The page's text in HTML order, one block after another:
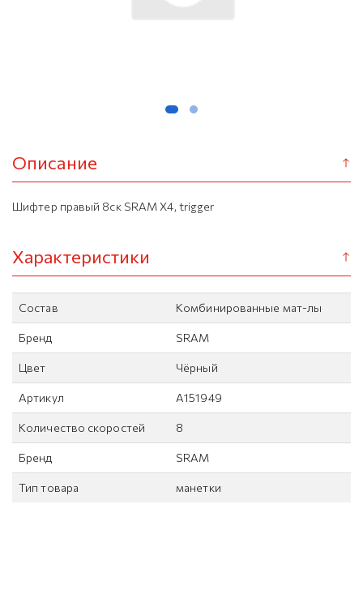
Описание
Шифтер правый 8ск SRAM X4, trigger
Характеристики
Состав Комбинированные мат-лы
Бренд SRAM
Цвет Чёрный
Артикул А151949
Количество скоростей 8
Бренд SRAM
Тип товара манетки